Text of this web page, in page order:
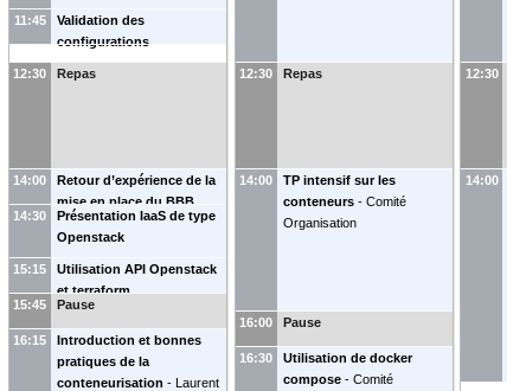
11:45
Validation des
configurations
12:30 Repas
14:00
Retour d’expérience de la
mise en place du BBB
CNRS sur VirtualData -
Franck Lichnowski
14:30
Présentation IaaS de type
Openstack
15:15
Utilisation API Openstack
et terraform
15:45
Pause
16:15
Introduction et bonnes
pratiques de la
conteneurisation - Laurent
12:30 Repas
14:00
TP intensif sur les
conteneurs - Comité
Organisation
16:00 Pause
16:30
Utilisation de docker
compose - Comité
12:30
14:00